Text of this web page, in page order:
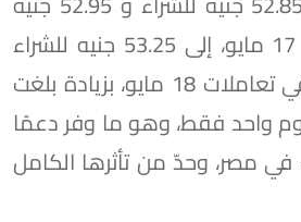
للبيع خلال تعاملات 17 مايو، إلى 53.25 جنيه للشراء
و53.35 جنيه للبيع في تعاملات 18 مايو، بزيادة بلغت
يوم واحد فقط، وهو ما وفر دعمًا
في مصر، وحدّ من تأثرها الكامل